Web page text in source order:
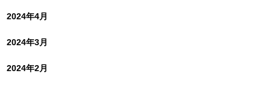
2024年4月
2024年3月
2024年2月